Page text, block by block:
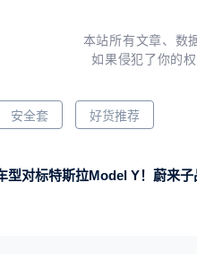
本站所有文章、数
如果侵犯了你的
安全套 好货推荐
型对标特斯拉Model Y！蔚来子品牌